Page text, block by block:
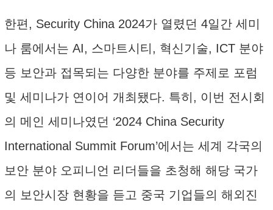
한편, Security China 2024가 열렸던 4일간 세미
나 룸에서는 AI, 스마트시티, 혁신기술, ICT 분야
등 보안과 접목되는 다양한 분야를 주제로 포럼
및 세미나가 연이어 개최됐다. 특히, 이번 전시회
의 메인 세미나였던 ‘2024 China Security
International Summit Forum’에서는 세계 각국의
보안 분야 오피니언 리더들을 초청해 해당 국가
의 보안시장 현황을 듣고 중국 기업들의 해외진